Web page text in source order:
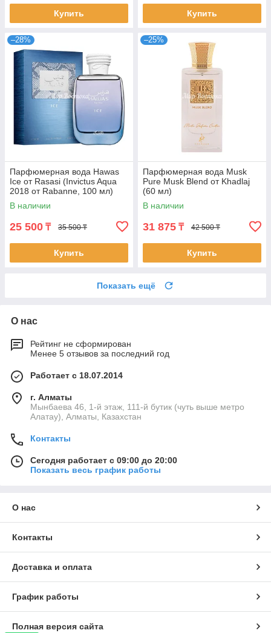
Купить Купить
–28%
Парфюмерная вода Hawas
Ice от Rasasi (Invictus Aqua
2018 от Rabanne, 100 мл)
В наличии
25 500 ₸ 35 500 ₸
Купить
–25%
Парфюмерная вода Musk
Pure Musk Blend от Khadlaj
(60 мл)
В наличии
31 875 ₸ 42 500 ₸
Купить
Показать ещё
О нас
Рейтинг не сформирован
Менее 5 отзывов за последний год
Работает с 18.07.2014
г. Алматы
Мынбаева 46, 1-й этаж, 111-й бутик (чуть выше метро
Алатау), Алматы, Казахстан
Контакты
Сегодня работает с 09:00 до 20:00
Показать весь график работы
О нас
Контакты
Доставка и оплата
График работы
Полная версия сайта